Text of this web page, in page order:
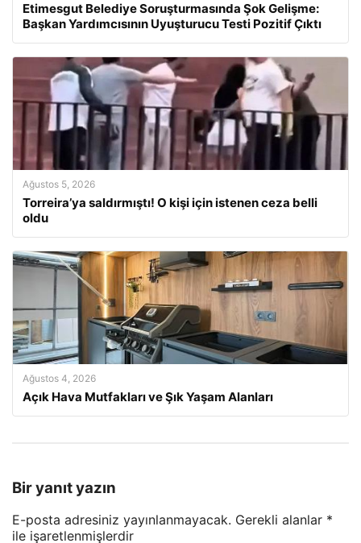
Etimesgut Belediye Soruşturmasında Şok Gelişme:
Başkan Yardımcısının Uyuşturucu Testi Pozitif Çıktı
Ağustos 5, 2026
Torreira’ya saldırmıştı! O kişi için istenen ceza belli
oldu
Ağustos 4, 2026
Açık Hava Mutfakları ve Şık Yaşam Alanları
Bir yanıt yazın
E-posta adresiniz yayınlanmayacak. Gerekli alanlar *
ile işaretlenmişlerdir